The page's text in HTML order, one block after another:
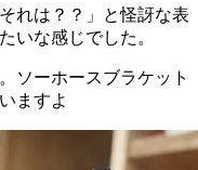
れは？？」と怪訝な表
いな感じでした。
ソーホースブラケット
ますよ